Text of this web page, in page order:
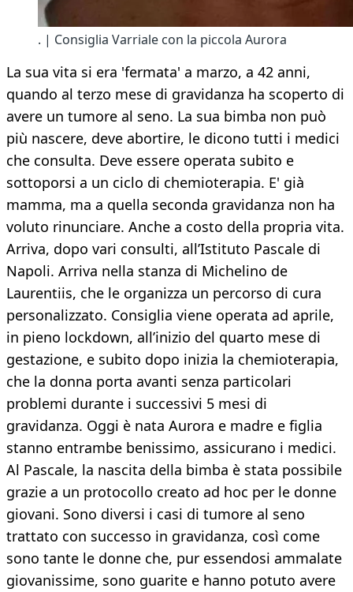
. | Consiglia Varriale con la piccola Aurora
La sua vita si era 'fermata' a marzo, a 42 anni,
quando al terzo mese di gravidanza ha scoperto di
avere un tumore al seno. La sua bimba non può
più nascere, deve abortire, le dicono tutti i medici
che consulta. Deve essere operata subito e
sottoporsi a un ciclo di chemioterapia. E' già
mamma, ma a quella seconda gravidanza non ha
voluto rinunciare. Anche a costo della propria vita.
Arriva, dopo vari consulti, all’Istituto Pascale di
Napoli. Arriva nella stanza di Michelino de
Laurentiis, che le organizza un percorso di cura
personalizzato. Consiglia viene operata ad aprile,
in pieno lockdown, all’inizio del quarto mese di
gestazione, e subito dopo inizia la chemioterapia,
che la donna porta avanti senza particolari
problemi durante i successivi 5 mesi di
gravidanza. Oggi è nata Aurora e madre e figlia
stanno entrambe benissimo, assicurano i medici.
Al Pascale, la nascita della bimba è stata possibile
grazie a un protocollo creato ad hoc per le donne
giovani. Sono diversi i casi di tumore al seno
trattato con successo in gravidanza, così come
sono tante le donne che, pur essendosi ammalate
giovanissime, sono guarite e hanno potuto avere